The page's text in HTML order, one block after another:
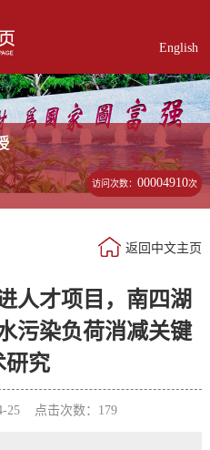
English
访问次数：00004910次
返回中文主页
人才项目，南四湖
污染负荷消减关键
研究
25 点击次数： 179